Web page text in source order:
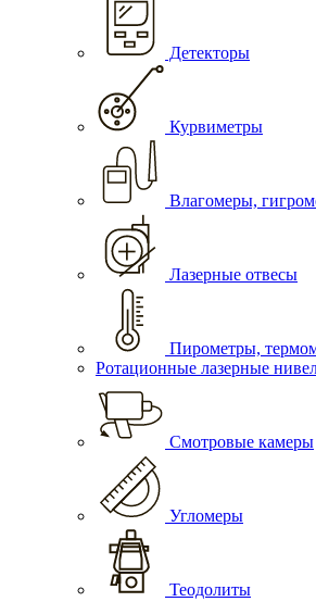
Детекторы
Курвиметры
Влагомеры,
Лазерные отвесы
Пирометры,
Ротационные лазерные
Смотровые камеры
Угломеры
Теодолиты